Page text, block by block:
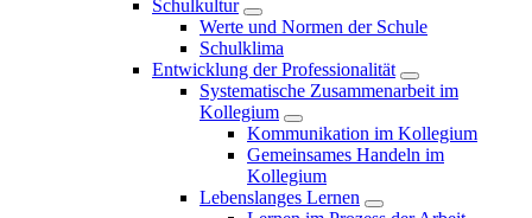
Schulkultur
Werte und Normen der Schule
Schulklima
Entwicklung der Professionalität
Systematische Zusammenarbeit im
Kollegium
Kommunikation im Kollegium
Gemeinsames Handeln im
Kollegium
Lebenslanges Lernen